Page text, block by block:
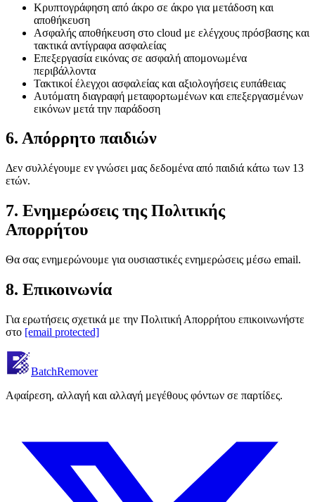
Κρυπτογράφηση από άκρο σε άκρο για μετάδοση και
αποθήκευση
Ασφαλής αποθήκευση στο cloud με ελέγχους πρόσβασης και
τακτικά αντίγραφα ασφαλείας
Επεξεργασία εικόνας σε ασφαλή απομονωμένα
περιβάλλοντα
Τακτικοί έλεγχοι ασφαλείας και αξιολογήσεις ευπάθειας
Αυτόματη διαγραφή μεταφορτωμένων και επεξεργασμένων
εικόνων μετά την παράδοση
6. Απόρρητο παιδιών
Δεν συλλέγουμε εν γνώσει μας δεδομένα από παιδιά κάτω των 13
ετών.
7. Ενημερώσεις της Πολιτικής
Απορρήτου
Θα σας ενημερώνουμε για ουσιαστικές ενημερώσεις μέσω email.
8. Επικοινωνία
Για ερωτήσεις σχετικά με την Πολιτική Απορρήτου επικοινωνήστε
στο [email protected]
BatchRemover
Αφαίρεση, αλλαγή και αλλαγή μεγέθους φόντων σε παρτίδες.